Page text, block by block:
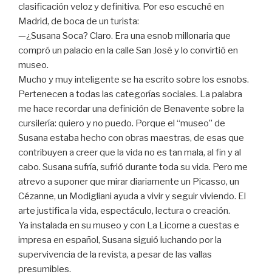
clasificación veloz y definitiva. Por eso escuché en
Madrid, de boca de un turista:
—¿Susana Soca? Claro. Era una esnob millonaria que
compró un palacio en la calle San José y lo convirtió en
museo.
Mucho y muy inteligente se ha escrito sobre los esnobs.
Pertenecen a todas las categorías sociales. La palabra
me hace recordar una definición de Benavente sobre la
cursilería: quiero y no puedo. Porque el “museo” de
Susana estaba hecho con obras maestras, de esas que
contribuyen a creer que la vida no es tan mala, al fin y al
cabo. Susana sufría, sufrió durante toda su vida. Pero me
atrevo a suponer que mirar diariamente un Picasso, un
Cézanne, un Modigliani ayuda a vivir y seguir viviendo. El
arte justifica la vida, espectáculo, lectura o creación.
Ya instalada en su museo y con La Licorne a cuestas e
impresa en español, Susana siguió luchando por la
supervivencia de la revista, a pesar de las vallas
presumibles.